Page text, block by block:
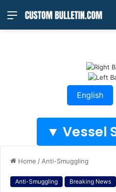
Menu
English
Vessel
Home / Anti-Smuggling
Anti-Smuggling Breaking News